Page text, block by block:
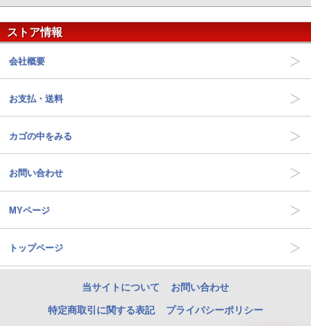
ストア情報
会社概要
お支払・送料
カゴの中をみる
お問い合わせ
MYページ
トップページ
当サイトについて お問い合わせ
特定商取引に関する表記 プライバシーポリシー